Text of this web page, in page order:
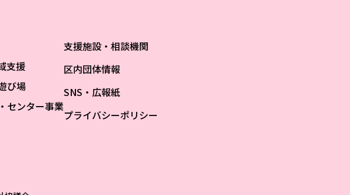
支援
び場
センター事業
支援施設・相談機関
区内団体情報
SNS・広報紙
プライバシーポリシー